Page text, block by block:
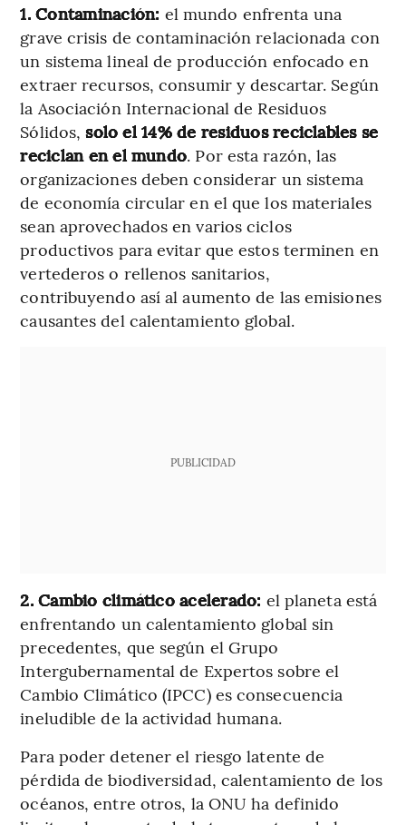
1. Contaminación: el mundo enfrenta una
grave crisis de contaminación relacionada con
un sistema lineal de producción enfocado en
extraer recursos, consumir y descartar. Según
la Asociación Internacional de Residuos
Sólidos,solo el 14% de residuos reciclables se
reciclan en el mundo. Por esta razón, las
organizaciones deben considerar un sistema
de economía circular en el que los materiales
sean aprovechados en varios ciclos
productivos para evitar que estos terminen en
vertederos o rellenos sanitarios,
contribuyendo así al aumento de las emisiones
causantes del calentamiento global.
PUBLICIDAD
2. Cambio climático acelerado: el planeta está
enfrentando un calentamiento global sin
precedentes, que según el Grupo
Intergubernamental de Expertos sobre el
Cambio Climático (IPCC) es consecuencia
ineludible de la actividad humana.
Para poder detener el riesgo latente de
pérdida de biodiversidad, calentamiento de los
océanos, entre otros, la ONU ha definido